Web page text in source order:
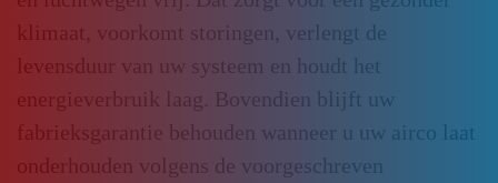
klimaat, voorkomt storingen, verlengt de
levensduur van uw systeem en houdt het
energieverbruik laag. Bovendien blijft uw
fabrieksgarantie behouden wanneer u uw airco laat
onderhouden volgens de voorgeschreven